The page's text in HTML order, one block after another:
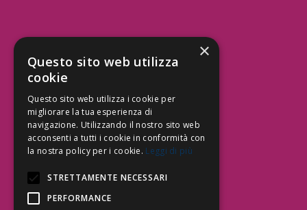
Aree Attività Civile
Tutele del Credito
Responsabilità Civile
Contrattualistica
×
Questo sito web utilizza
cookie
Questo sito web utilizza i cookie per
migliorare la tua esperienza di
navigazione. Utilizzando il nostro sito web
acconsenti a tutti i cookie in conformità con
la nostra policy per i cookie. Leggi di più
STRETTAMENTE NECESSARI
PERFORMANCE